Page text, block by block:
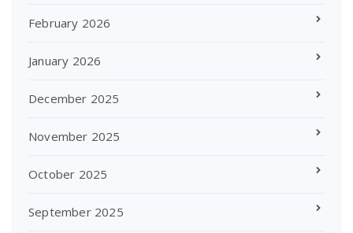
February 2026
January 2026
December 2025
November 2025
October 2025
September 2025